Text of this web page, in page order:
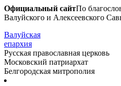
Официальный сайтПо
Валуйского и Алексеевского
Валуйская
епархия
Русская православная церковь
Московский патриархат
Белгородская митрополия